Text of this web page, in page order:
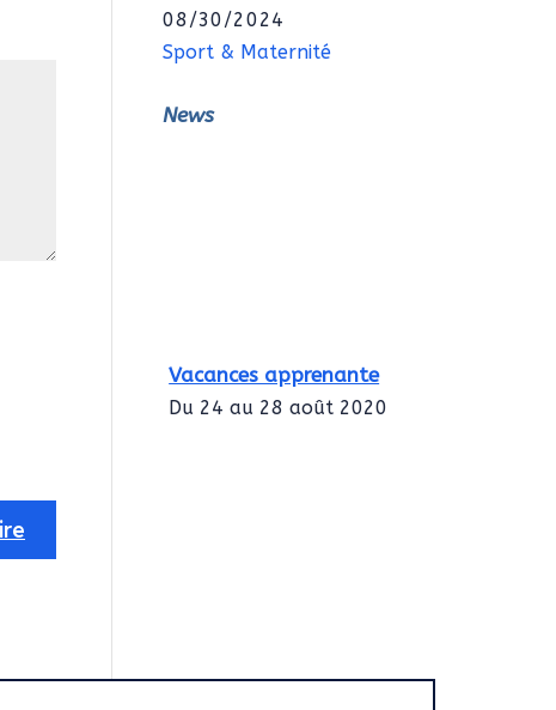
08/30/2024
Sport & Maternité
News
Vacances apprenante
Du 24 au 28 août 2020